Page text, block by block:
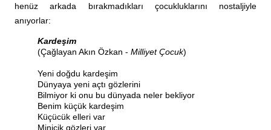
henüz arkada bırakmadıkları çocukluklarını nostaljiyle
anıyorlar:
Kardeşim
(Çağlayan Akın Özkan - Milliyet Çocuk)
Yeni doğdu kardeşim
Dünyaya yeni açtı gözlerini
Bilmiyor ki onu bu dünyada neler bekliyor
Benim küçük kardeşim
Küçücük elleri var
Minicik gözleri var